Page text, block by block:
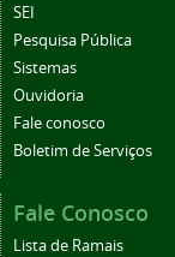
SEI
Pesquisa Pública
Sistemas
Ouvidoria
Fale conosco
Boletim de Serviços
Fale Conosco
Lista de Ramais